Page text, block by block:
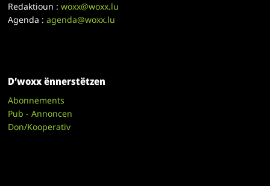
Redaktioun :woxx@woxx.lu
Agenda :agenda@woxx.lu
D’woxx ënnerstëtzen
Abonnements
Pub - Annoncen
Don/Kooperativ